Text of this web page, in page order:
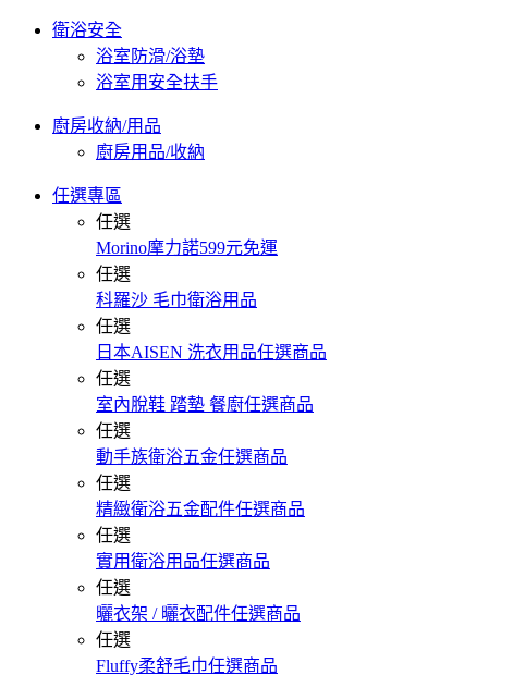
衛浴安全
浴室防滑/浴墊
浴室用安全扶手
廚房收納/用品
廚房用品/收納
任選專區
任選
Morino摩力諾599元免運
任選
科羅沙 毛巾衛浴用品
任選
日本AISEN 洗衣用品任選商品
任選
室內脫鞋 踏墊 餐廚任選商品
任選
動手族衛浴五金任選商品
任選
精緻衛浴五金配件任選商品
任選
實用衛浴用品任選商品
任選
曬衣架 / 曬衣配件任選商品
任選
Fluffy柔舒毛巾任選商品